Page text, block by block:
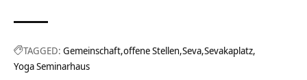
TAGGED: Gemeinschaft offene Stellen Seva Sevakaplatz
Yoga Seminarhaus